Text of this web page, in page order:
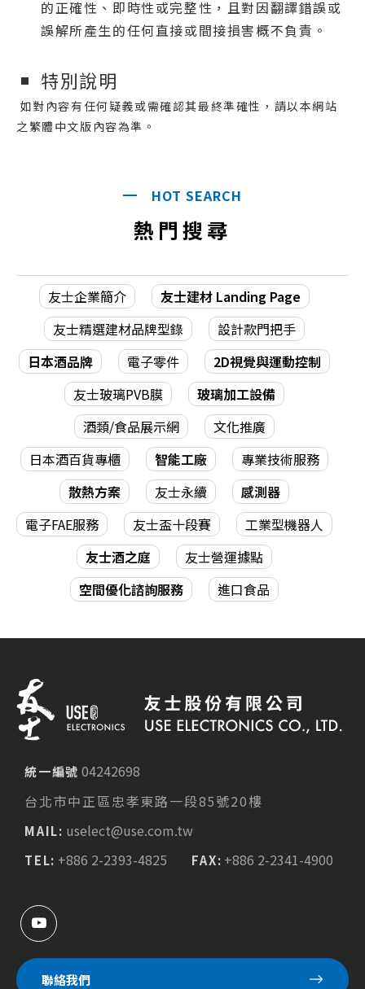
的正確性、即時性或完整性，且對因翻譯錯誤或
誤解所產生的任何直接或間接損害概不負責。
特別說明
如對內容有任何疑義或需確認其最終準確性，請以本網站
之繁體中文版內容為準。
HOT SEARCH
熱門搜尋
友士企業簡介
友士建材 Landing Page
友士精選建材品牌型錄
設計款門把手
日本酒品牌
電子零件
2D視覺與運動控制
友士玻璃PVB膜
玻璃加工設備
酒類/食品展示網
文化推廣
日本酒百貨專櫃
智能工廠
專業技術服務
散熱方案
友士永續
感測器
電子FAE服務
友士盃十段賽
工業型機器人
友士酒之庭
友士營運據點
空間優化諮詢服務
進口食品
統一編號 04242698
台北市中正區忠孝東路一段85號20樓
MAIL: uselect@use.com.tw
TEL: +886 2-2393-4825 FAX: +886 2-2341-4900
聯絡我們